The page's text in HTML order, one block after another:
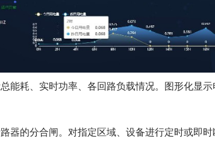
能耗、实时功率、各回路负载情况。图形化显示
器的分合闸。对指定区域、设备进行定时或即时